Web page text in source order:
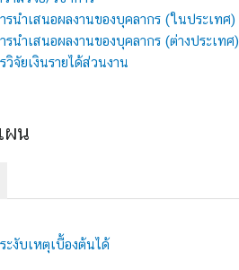
นำเสนอผลงานของบุคลากร (ในประเทศ)
นำเสนอผลงานของบุคลากร (ต่างประเทศ)
จัยเงินรายได้ส่วนงาน
ผน
ะงับเหตุเบื้องต้นได้